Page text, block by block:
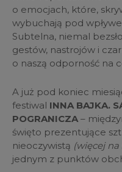
o emocjach, które,
wybuchają pod
Subtelna, niemal
gestów, nastrojów i
o naszą odporność na
A już pod koniec
festiwal INNA BAJKA.
POGRANICZA–
święto prezentujące
nieoczywistą (więcej na
jednym z punktów